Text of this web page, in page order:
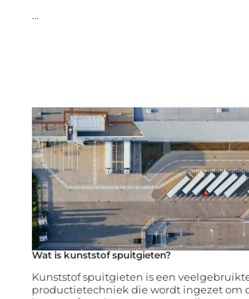
...
Wat is kunststof spuitgieten?
Kunststof spuitgieten is een
productietechniek die wordt ingezet om